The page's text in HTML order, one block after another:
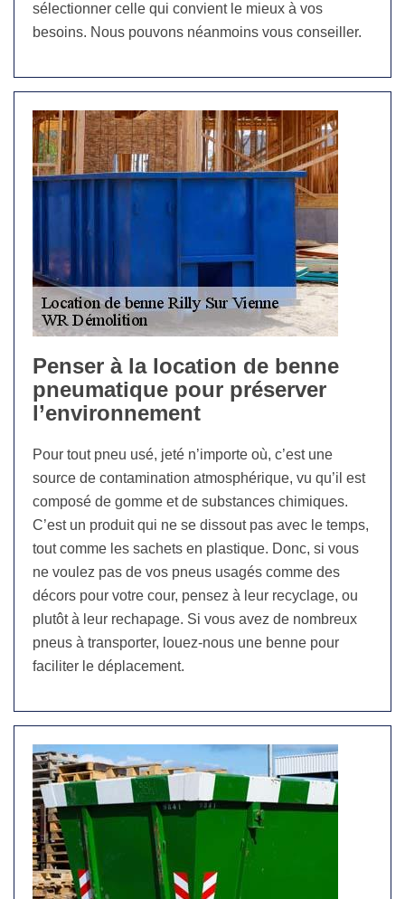
sélectionner celle qui convient le mieux à vos
besoins. Nous pouvons néanmoins vous conseiller.
Penser à la location de benne
pneumatique pour préserver
l’environnement
Pour tout pneu usé, jeté n’importe où, c’est une
source de contamination atmosphérique, vu qu’il est
composé de gomme et de substances chimiques.
C’est un produit qui ne se dissout pas avec le temps,
tout comme les sachets en plastique. Donc, si vous
ne voulez pas de vos pneus usagés comme des
décors pour votre cour, pensez à leur recyclage, ou
plutôt à leur rechapage. Si vous avez de nombreux
pneus à transporter, louez-nous une benne pour
faciliter le déplacement.